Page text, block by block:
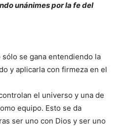
unánimes por la fe del
se gana entendiendo la
y aplicarla con firmeza en el
el universo y una de
equipo. Esto se da
ser uno con Dios y ser uno